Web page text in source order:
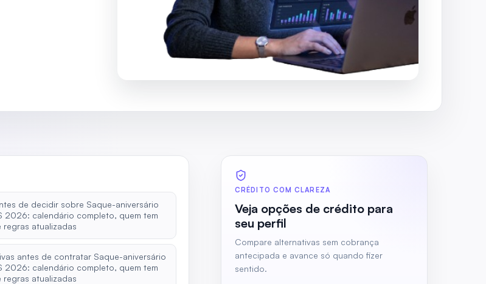
de decidir sobre Saque-aniversário
2026: calendário completo, quem tem
regras atualizadas
antes de contratar Saque-aniversário
2026: calendário completo, quem tem
regras atualizadas
CRÉDITO COM CLAREZA
Veja opções de crédito para
seu perfil
Compare alternativas sem cobrança
antecipada e avance só quando fizer
sentido.